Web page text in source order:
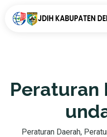
Peraturan
Peraturan Daerah,